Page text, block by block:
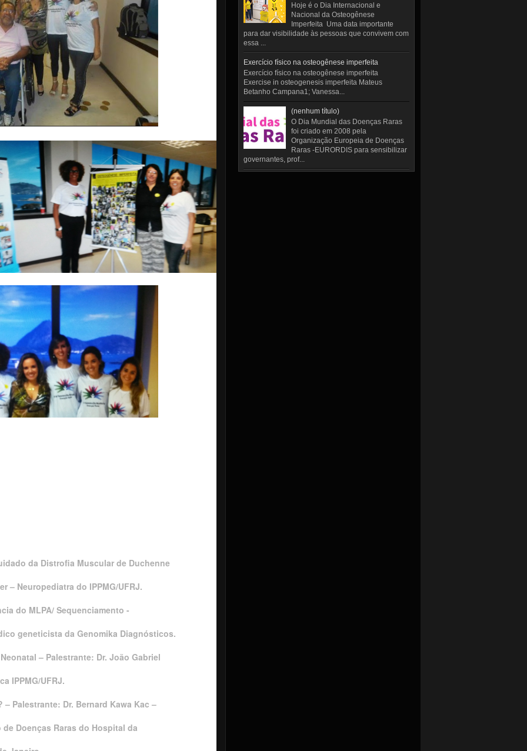
da Distrofia Muscular de Duchenne
– Neuropediatra do IPPMG/UFRJ.
do MLPA/ Sequenciamento -
geneticista da Genomika Diagnósticos.
– Palestrante: Dr. João Gabriel
IPPMG/UFRJ.
Palestrante: Dr. Bernard Kawa Kac –
Doenças Raras do Hospital da
Hoje é o Dia Internacional e
Nacional da Osteogênese
Imperfeita Uma data importante
para dar visibilidade às pessoas que convivem com
essa ...
Exercício físico na osteogênese imperfeita
Exercício físico na osteogênese imperfeita
Exercise in osteogenesis imperfeita Mateus
Betanho Campana1; Vanessa...
(nenhum título)
O Dia Mundial das Doenças Raras
foi criado em 2008 pela
Organização Europeia de Doenças
Raras -EURORDIS para sensibilizar
governantes, prof...